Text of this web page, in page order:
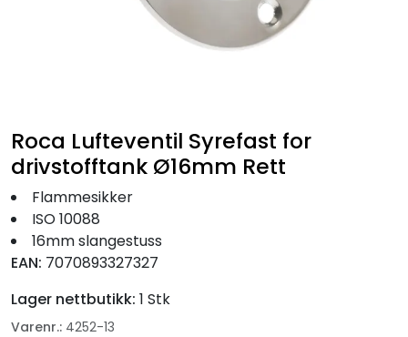
Roca Lufteventil Syrefast for
drivstofftank Ø16mm Rett
Flammesikker
ISO 10088
16mm slangestuss
EAN: 7070893327327
Lager nettbutikk: 1 Stk
Varenr.: 4252-13
Seil
Nyheter